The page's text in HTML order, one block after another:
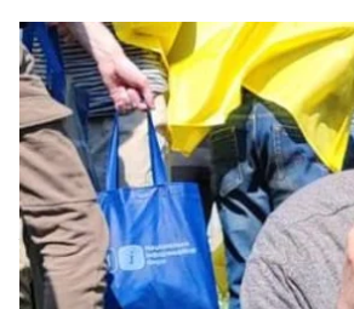
Із російського полону
Нацгвардії та
Про цеповідомивглава Офісу
Оновлено о 16:25.
що йдеться про 43 військових
Так, вдалося звільнити 28
прикордонники та один